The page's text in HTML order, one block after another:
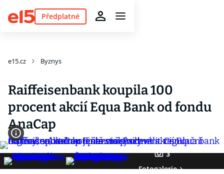
Předplatné
e15.cz Byznys
Raiffeisenbank koupila 100
procent akcií Equa Bank od fondu
AnaCap
3
Fotogalerie